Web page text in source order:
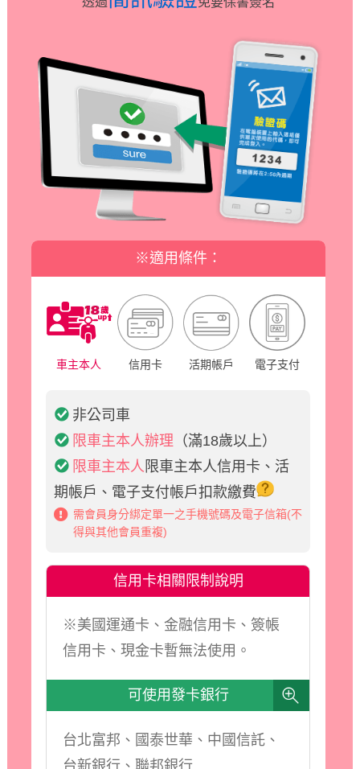
※適用條件：
車主本人 信用卡 活期帳戶 電子支付
非公司車
限車主本人辦理 （滿18歲以上）
限車主本人 限車主本人信用卡、活
期帳戶、電子支付帳戶扣款繳費
需會員身分綁定單一之手機號碼及電子信箱(不
得與其他會員重複)
信用卡相關限制說明
※美國運通卡、金融信用卡、簽帳
信用卡、現金卡暫無法使用。
可使用發卡銀行
台北富邦、國泰世華、中國信託、
台新銀行、聯邦銀行......